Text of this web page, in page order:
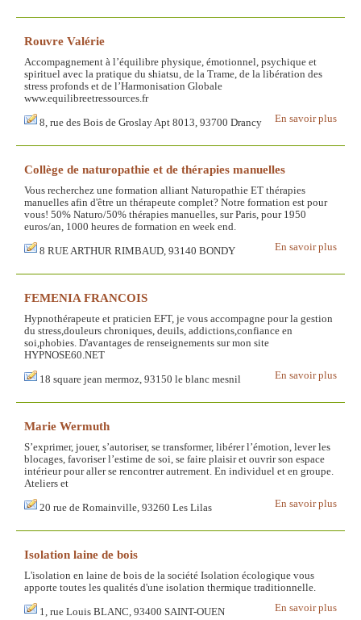
Rouvre Valérie
Accompagnement à l’équilibre physique, émotionnel, psychique et
spirituel avec la pratique du shiatsu, de la Trame, de la libération des
stress profonds et de l’Harmonisation Globale
www.equilibreetressources.fr
En savoir plus
8, rue des Bois de Groslay Apt 8013, 93700 Drancy
Collège de naturopathie et de thérapies manuelles
Vous recherchez une formation alliant Naturopathie ET thérapies
manuelles afin d'être un thérapeute complet? Notre formation est pour
vous! 50% Naturo/50% thérapies manuelles, sur Paris, pour 1950
euros/an, 1000 heures de formation en week end.
En savoir plus
8 RUE ARTHUR RIMBAUD, 93140 BONDY
FEMENIA FRANCOIS
Hypnothérapeute et praticien EFT, je vous accompagne pour la gestion
du stress,douleurs chroniques, deuils, addictions,confiance en
soi,phobies. D'avantages de renseignements sur mon site
HYPNOSE60.NET
En savoir plus
18 square jean mermoz, 93150 le blanc mesnil
Marie Wermuth
S’exprimer, jouer, s’autoriser, se transformer, libérer l’émotion, lever les
blocages, favoriser l’estime de soi, se faire plaisir et ouvrir son espace
intérieur pour aller se rencontrer autrement. En individuel et en groupe.
Ateliers et
En savoir plus
20 rue de Romainville, 93260 Les Lilas
Isolation laine de bois
L'isolation en laine de bois de la société Isolation écologique vous
apporte toutes les qualités d'une isolation thermique traditionnelle.
En savoir plus
1, rue Louis BLANC, 93400 SAINT-OUEN